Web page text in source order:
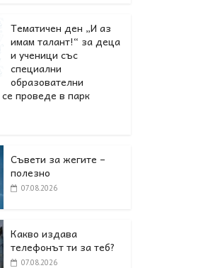
Тематичен ден „И аз
имам талант!“ за деца
и ученици със
специални
образователни
проведе в парк
Съвети за жегите –
полезно
07.08.2026
Какво издава
телефонът ти за теб?
07.08.2026